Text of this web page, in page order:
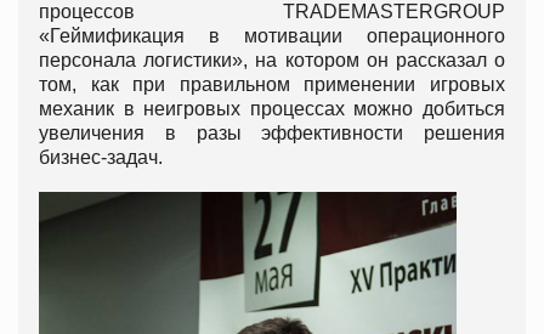
процессов TRADEMASTERGROUP
«Геймификация в мотивации операционного
персонала логистики», на котором он рассказал о
том, как при правильном применении игровых
механик в неигровых процессах можно добиться
увеличения в разы эффективности решения
бизнес-задач.